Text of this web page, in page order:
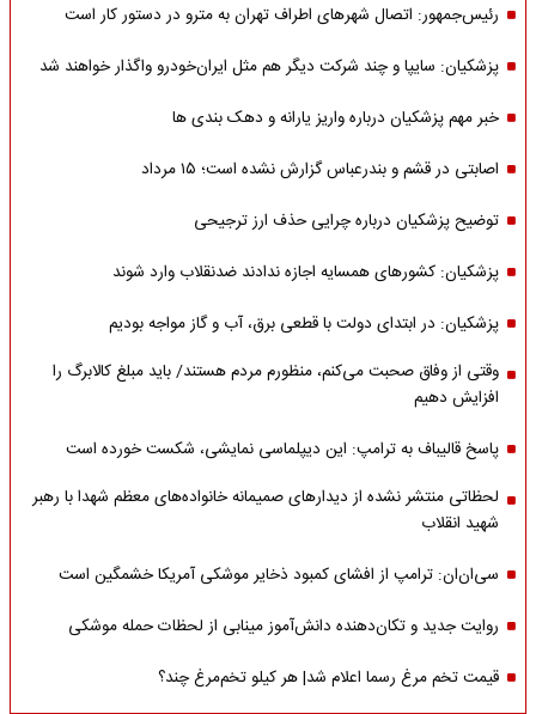
رئیس‌جمهور: اتصال شهرهای اطراف تهران به مترو در دستور کار است
پزشکیان: سایپا و چند شرکت دیگر هم مثل ایران‌خودرو واگذار خواهند شد
خبر مهم پزشکیان درباره واریز یارانه و دهک بندی ها
اصابتی در قشم و بندرعباس گزارش نشده است؛ ۱۵ مرداد
توضیح پزشکیان درباره چرایی حذف ارز ترجیحی
پزشکیان: کشورهای همسایه اجازه ندادند ضدنقلاب وارد شوند
پزشکیان: در ابتدای دولت با قطعی برق، آب و گاز مواجه بودیم
وقتی از وفاق صحبت می‌کنم، منظورم مردم هستند/ باید مبلغ کالابرگ را
افزایش دهیم
پاسخ قالیباف به ترامپ: این دیپلماسی نمایشی، شکست خورده است
لحظاتی منتشر نشده از دیدارهای صمیمانه خانواده‌های معظم شهدا با رهبر
شهید انقلاب
سی‌ان‌ان: ترامپ از افشای کمبود ذخایر موشکی آمریکا خشمگین است
روایت جدید و تکان‌دهنده دانش‌آموز مینابی از لحظات حمله موشکی
قیمت تخم مرغ رسما اعلام شد| هر کیلو تخم‌مرغ چند؟